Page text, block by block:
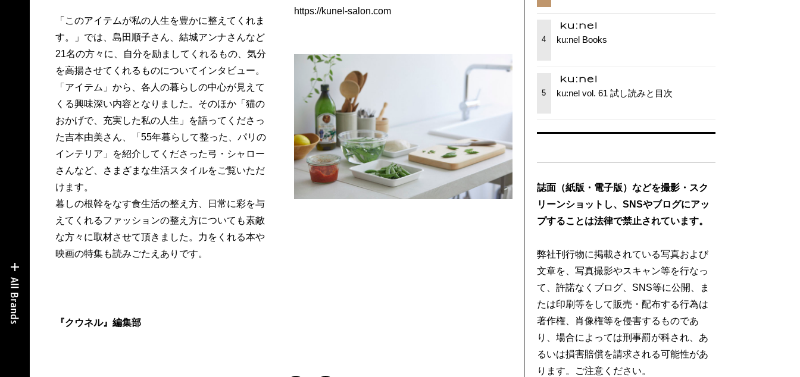
「このアイテムが私の人生を豊かに整えてくれま
す。」では、島田順子さん、結城アンナさんなど
21名の方々に、自分を励ましてくれるもの、気分
を高揚させてくれるものについてインタビュー。
「アイテム」から、各人の暮らしの中心が見えて
くる興味深い内容となりました。そのほか「猫の
おかげで、充実した私の人生」を語ってくださっ
た吉本由美さん、「55年暮らして整った、パリの
インテリア」を紹介してくださった弓・シャロー
さんなど、さまざまな生活スタイルをご覧いただ
けます。
暮しの根幹をなす食生活の整え方、日常に彩を与
えてくれるファッションの整え方についても素敵
な方々に取材させて頂きました。力をくれる本や
映画の特集も読みごたえありです。
https://kunel-salon.com
『クウネル』編集部
4 ku:nel Books
5 ku:nel vol. 61 試し読みと目次
誌面（紙版・電子版）などを撮影・スク
リーンショットし、SNSやブログにアッ
プすることは法律で禁止されています。
弊社刊行物に掲載されている写真および
文章を、写真撮影やスキャン等を行なっ
て、許諾なくブログ、SNS等に公開、ま
たは印刷等をして販売・配布する行為は
著作権、肖像権等を侵害するものであ
り、場合によっては刑事罰が科され、あ
るいは損害賠償を請求される可能性があ
ります。ご注意ください。